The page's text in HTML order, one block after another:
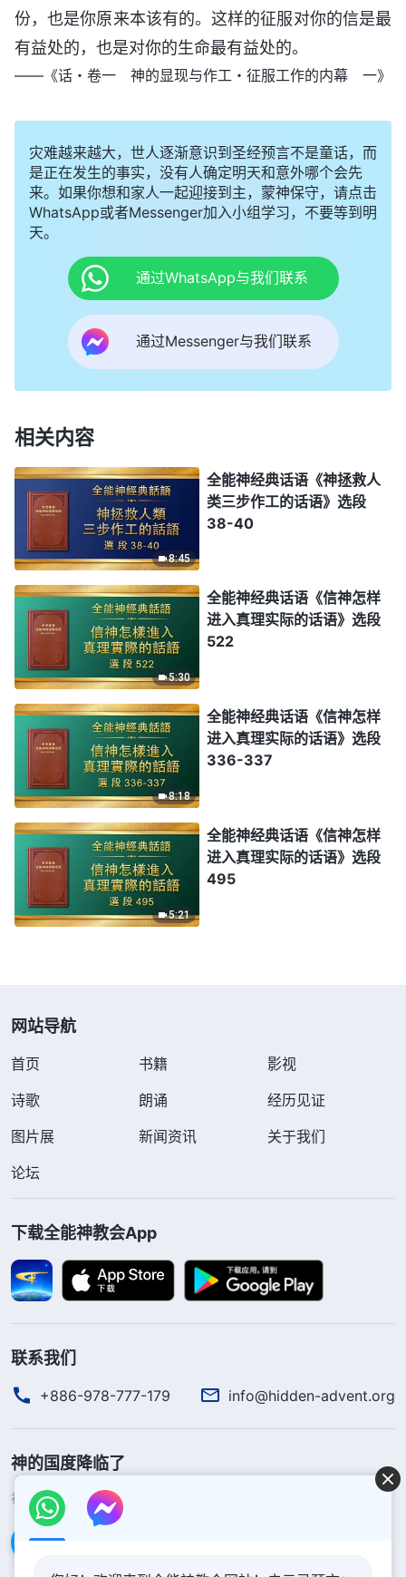
份，也是你原来本该有的。这样的征服对你的信是最
有益处的，也是对你的生命最有益处的。
——《话・卷一 神的显现与作工・征服工作的内幕 一》
灾难越来越大，世人逐渐意识到圣经预言不是童话，而
是正在发生的事实，没有人确定明天和意外哪个会先
来。如果你想和家人一起迎接到主，蒙神保守，请点击
WhatsApp或者Messenger加入小组学习，不要等到明
天。
通过WhatsApp与我们联系
通过Messenger与我们联系
相关内容
8:45
全能神经典话语《神拯救人
类三步作工的话语》选段
38-40
5:30
全能神经典话语《信神怎样
进入真理实际的话语》选段
522
8:18
全能神经典话语《信神怎样
进入真理实际的话语》选段
336-337
5:21
全能神经典话语《信神怎样
进入真理实际的话语》选段
495
网站导航
首页 书籍
影视
诗歌
朗诵
经历见证
图片展
新闻资讯
关于我们
论坛
下载全能神教会App
联系我们
+886-978-777-179 info@hidden-advent.org
神的国度降临了
神的国度已经降临在人间！你想进入神的国度吗？
通过Messenger联系我们